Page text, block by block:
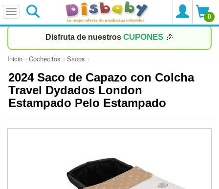
0
Disfruta de nuestros CUPONES 🎉
Inicio Cochecitos Sacos
2024 Saco de Capazo con Colcha
Travel Dydados London
Estampado Pelo Estampado